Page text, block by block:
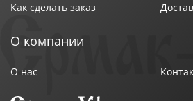
Цвет: Розовый
Размеры изделия (ДхШхВ):
Тип товара: Чаша
Как сделать заказ
О компании
О нас